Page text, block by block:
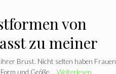
von
zu meiner
Brust. Nicht selten haben Frauen
und Größe … Weiterlesen